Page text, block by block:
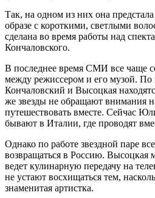
Так, на одном из них она
образе с короткими, светлыми
сделана во время работы над
Кончаловского.
В последнее время СМИ все чаще
между режиссером и его музой.
Кончаловский и Высоцкая
же звезды не обращают внимания
путешествовать вместе. Сейчас
бывают в Италии, где проводят
Однако по работе звездной паре
возвращаться в Россию. Высоцкая
ведет кулинарную передачу на
не устают восхищаться тем,
знаменитая артистка.